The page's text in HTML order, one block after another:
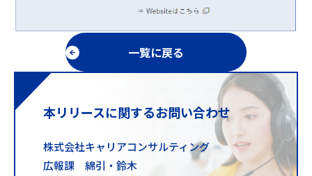
一覧に戻る
本リリースに関するお問い合わせ
株式会社キャリアコンサルティング
広報課 綿引・鈴木